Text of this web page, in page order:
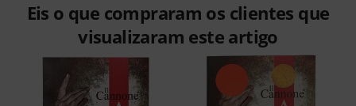
Eis o que compraram os clientes que
visualizaram este artigo